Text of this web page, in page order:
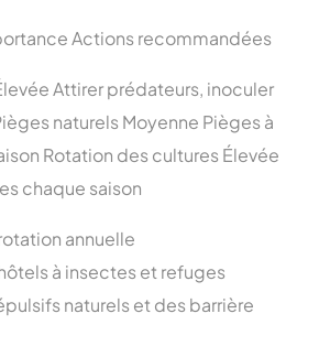
Actions recommandées
Attirer prédateurs, inoculer
naturels Moyenne Pièges à
Rotation des cultures Élevée
chaque saison
annuelle
à insectes et refuges
naturels et des barrière